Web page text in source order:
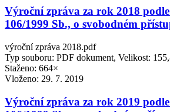
Výroční zpráva za rok 2018
106/1999 Sb., o svobodném
výroční zpráva 2018.pdf
Typ souboru: PDF dokument, Velikost:
Staženo: 664×
Vloženo: 29. 7. 2019
Výroční zpráva za rok 2019